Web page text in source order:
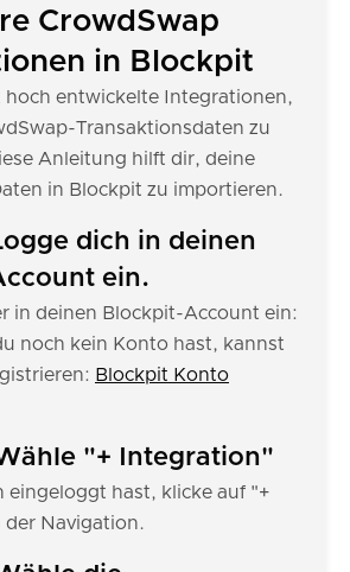
CrowdSwap
in Blockpit
hoch entwickelte Integrationen,
Transaktionsdaten zu
Anleitung hilft dir, deine
in Blockpit zu importieren.
dich in deinen
ein.
in deinen Blockpit-Account ein:
noch kein Konto hast, kannst
Blockpit Konto
"+ Integration"
eingeloggt hast, klicke auf "+
der Navigation.